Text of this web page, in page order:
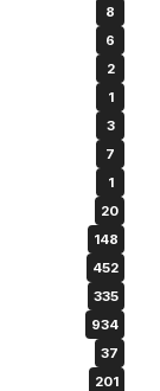
8
6
2
1
3
7
1
20
148
452
335
934
37
201